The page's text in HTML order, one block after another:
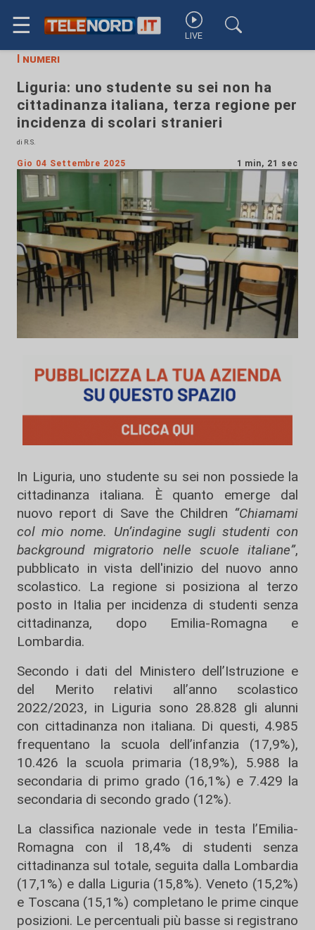
☰ LIVE
I numeri
Liguria: uno studente su sei non ha
cittadinanza italiana, terza regione per
incidenza di scolari stranieri
di R.S.
Gio 04 Settembre 2025 1 min, 21 sec
In Liguria, uno studente su sei non possiede la
cittadinanza italiana. È quanto emerge dal
nuovo report di Save the Children “Chiamami
col mio nome. Un’indagine sugli studenti con
background migratorio nelle scuole italiane”,
pubblicato in vista dell'inizio del nuovo anno
scolastico. La regione si posiziona al terzo
posto in Italia per incidenza di studenti senza
cittadinanza, dopo Emilia-Romagna e
Lombardia.
Secondo i dati del Ministero dell’Istruzione e
del Merito relativi all’anno scolastico
2022/2023, in Liguria sono 28.828 gli alunni
con cittadinanza non italiana. Di questi, 4.985
frequentano la scuola dell’infanzia (17,9%),
10.426 la scuola primaria (18,9%), 5.988 la
secondaria di primo grado (16,1%) e 7.429 la
secondaria di secondo grado (12%).
La classifica nazionale vede in testa l’Emilia-
Romagna con il 18,4% di studenti senza
cittadinanza sul totale, seguita dalla Lombardia
(17,1%) e dalla Liguria (15,8%). Veneto (15,2%)
e Toscana (15,1%) completano le prime cinque
posizioni. Le percentuali più basse si registrano